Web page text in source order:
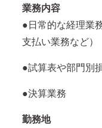
業務内容
●日常的な経理業
支払い業務など）
●試算表や部門別
●決算業務
勤務地